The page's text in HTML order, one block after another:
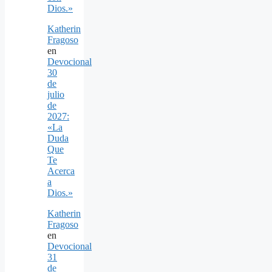
Dios.»
Katherin
Fragoso
en
Devocional
30
de
julio
de
2027:
«La
Duda
Que
Te
Acerca
a
Dios.»
Katherin
Fragoso
en
Devocional
31
de